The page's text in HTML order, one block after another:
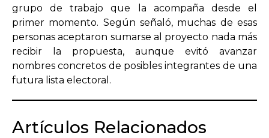
grupo de trabajo que la acompaña desde el
primer momento. Según señaló, muchas de esas
personas aceptaron sumarse al proyecto nada más
recibir la propuesta, aunque evitó avanzar
nombres concretos de posibles integrantes de una
futura lista electoral.
Artículos Relacionados